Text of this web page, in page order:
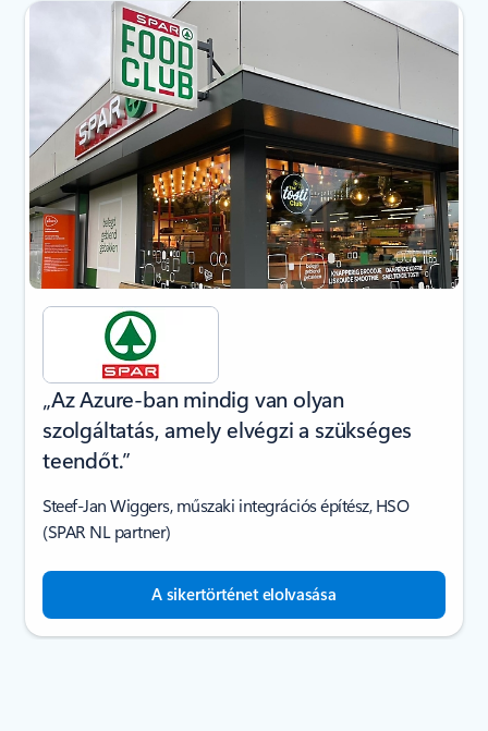
„Az Azure-ban mindig van olyan
szolgáltatás, amely elvégzi a szükséges
teendőt.”
Steef-Jan Wiggers, műszaki integrációs építész, HSO
(SPAR NL partner)
A sikertörténet elolvasása